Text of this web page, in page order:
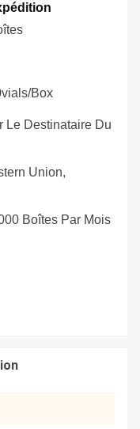
Box
Le Destinataire Du
Union,
Boîtes Par Mois